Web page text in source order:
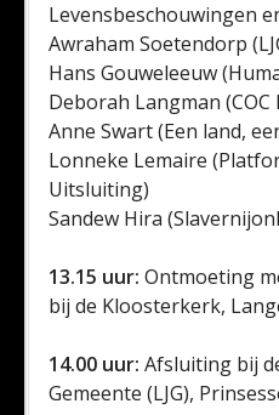
Levensbeschouwingen
Awraham Soetendorp
Hans Gouweleeuw
Deborah Langman (COC
Anne Swart (Een land,
Lonneke Lemaire
Uitsluiting)
Sandew Hira
13.15 uur: Ontmoeting
bij de Kloosterkerk,
14.00 uur: Afsluiting bij
Gemeente (LJG),